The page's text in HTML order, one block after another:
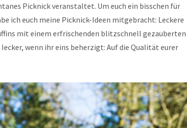
Picknick veranstaltet. Um euch ein bisschen für
ich euch meine Picknick-Ideen mitgebracht: Leckere
mit einem erfrischenden blitzschnell gezauberten
wenn ihr eins beherzigt: Auf die Qualität eurer